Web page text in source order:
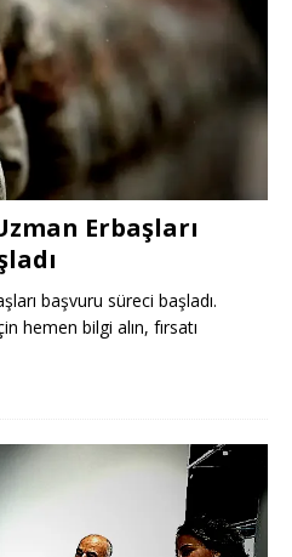
Erbaşları
başvuru süreci başladı.
hemen bilgi alın, fırsatı